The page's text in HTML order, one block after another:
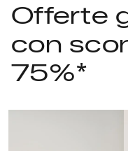
Offerte
con
75%*